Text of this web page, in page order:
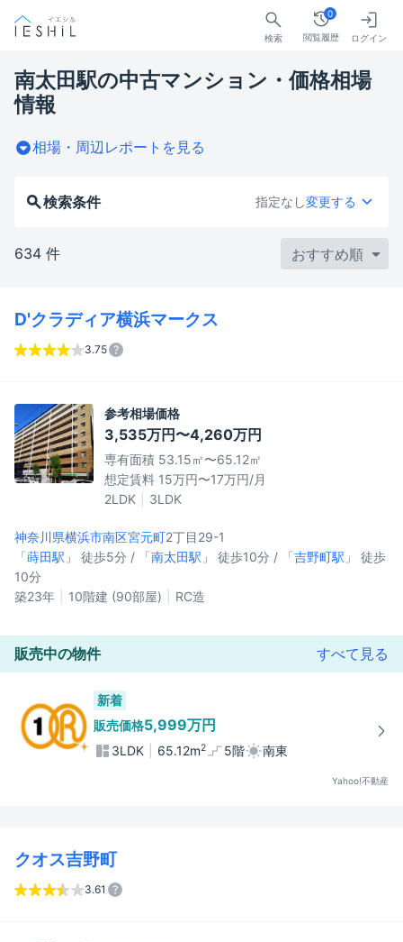
検索 閲覧履歴
0
ログイン
南太田駅の中古マンション・価格相場
情報
相場・周辺レポートを見る
検索条件 指定なし変更する
634 件
D'クラディア横浜マークス
3.75
参考相場価格
3,535万円〜4,260万円
専有面積 53.15㎡〜65.12㎡
想定賃料 15万円〜17万円/月
2LDK
3LDK
神奈川県横浜市南区宮元町2丁目29-1
「蒔田駅 」 徒歩5分 / 「南太田駅 」 徒歩10分 / 「吉野町駅 」 徒歩
10分
築23年
10階建 (90部屋) RC造
販売中の物件 すべて見る
新着
販売価格5,999万円
3LDK 65.12m2 5階 南東
Yahoo!不動産
クオス吉野町
3.61